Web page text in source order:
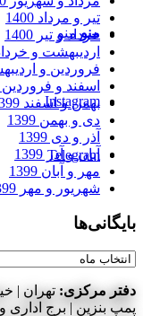
منو منو
Instagram
Telegram
تیر و مرداد 1400
خرداد و تیر 1400
اردیبهشت و خرداد
فروردین و اردیبهشت
اسفند و فروردین 1399
بهمن و اسفند 1399
دی و بهمن 1399
آذر و دی 1399
آبان و آذر 1399
مهر و آبان 1399
شهریور و مهر 1399
بایگانی‌ها
بایگانی‌ها
دفتر مرکزی: تهران |
پمپ بنزین | برج اداری